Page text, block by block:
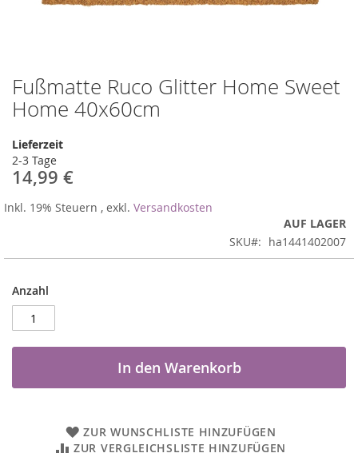
Fußmatte Ruco Glitter Home Sweet
Home 40x60cm
Lieferzeit
2-3 Tage
14,99 €
Inkl. 19% Steuern , exkl. Versandkosten
AUF LAGER
SKU
ha1441402007
Anzahl
In den Warenkorb
ZUR WUNSCHLISTE HINZUFÜGEN
ZUR VERGLEICHSLISTE HINZUFÜGEN
Zum
Anfang
der
springen